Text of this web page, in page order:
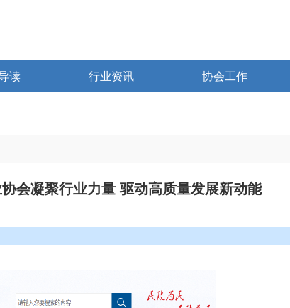
读 行业资讯 协会工作
会凝聚行业力量 驱动高质量发展新动能